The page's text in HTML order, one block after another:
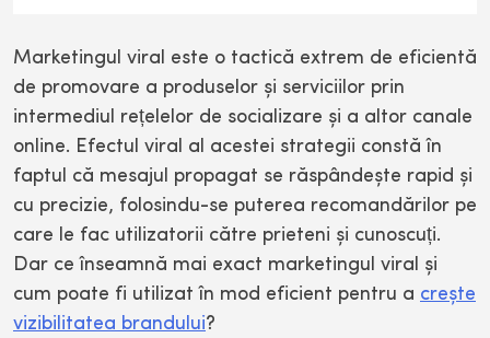
Marketingul viral este o tactică extrem de eficientă
de promovare a produselor și serviciilor prin
intermediul rețelelor de socializare și a altor canale
online. Efectul viral al acestei strategii constă în
faptul că mesajul propagat se răspândește rapid și
cu precizie, folosindu-se puterea recomandărilor pe
care le fac utilizatorii către prieteni și cunoscuți.
Dar ce înseamnă mai exact marketingul viral și
cum poate fi utilizat în mod eficient pentru a crește
vizibilitatea brandului?